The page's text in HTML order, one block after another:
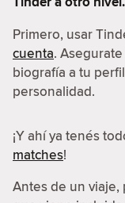
Primero, usar
cuenta.
biografía a tu
personalidad.
¡Y ahí ya tenés
matches!
Antes de un viaje,